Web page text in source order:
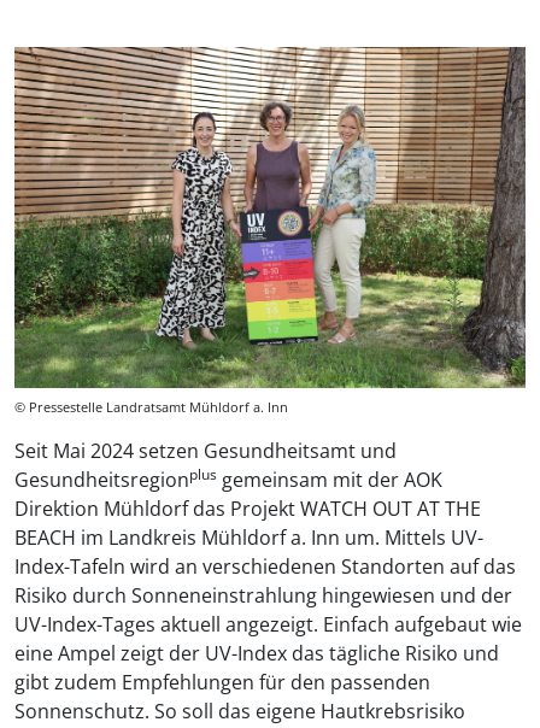
© Pressestelle Landratsamt Mühldorf a. Inn
Seit Mai 2024 setzen Gesundheitsamt und
Gesundheitsregionplus gemeinsam mit der AOK
Direktion Mühldorf das Projekt WATCH OUT AT THE
BEACH im Landkreis Mühldorf a. Inn um. Mittels UV-
Index-Tafeln wird an verschiedenen Standorten auf das
Risiko durch Sonneneinstrahlung hingewiesen und der
UV-Index-Tages aktuell angezeigt. Einfach aufgebaut wie
eine Ampel zeigt der UV-Index das tägliche Risiko und
gibt zudem Empfehlungen für den passenden
Sonnenschutz. So soll das eigene Hautkrebsrisiko